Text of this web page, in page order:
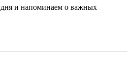
и напоминаем о важных